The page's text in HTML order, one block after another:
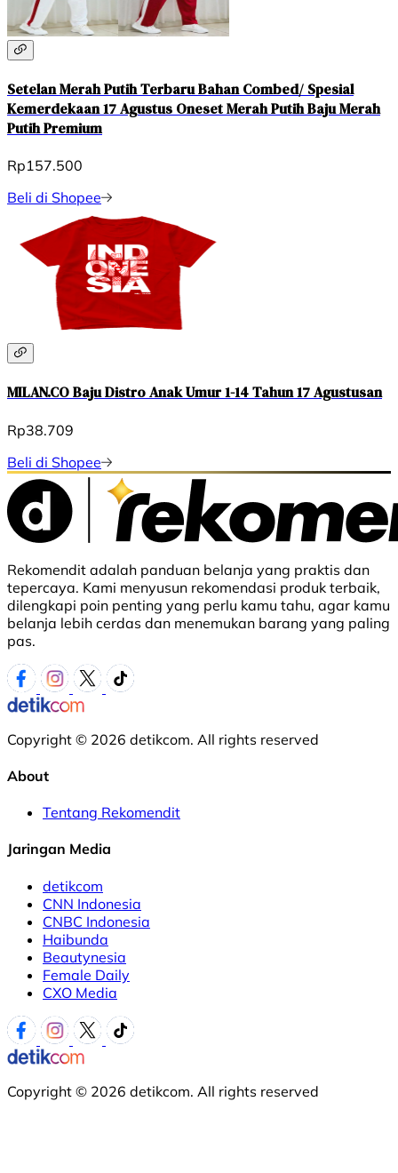
Setelan Merah Putih Terbaru Bahan Combed/ Spesial
Kemerdekaan 17 Agustus Oneset Merah Putih Baju Merah
Putih Premium
Rp157.500
Beli di Shopee
MILAN.CO Baju Distro Anak Umur 1-14 Tahun 17 Agustusan
Rp38.709
Beli di Shopee
Rekomendit adalah panduan belanja yang praktis dan
tepercaya. Kami menyusun rekomendasi produk terbaik,
dilengkapi poin penting yang perlu kamu tahu, agar kamu
belanja lebih cerdas dan menemukan barang yang paling
pas.
Copyright © 2026 detikcom. All rights reserved
About
Tentang Rekomendit
Jaringan Media
detikcom
CNN Indonesia
CNBC Indonesia
Haibunda
Beautynesia
Female Daily
CXO Media
Copyright © 2026 detikcom. All rights reserved